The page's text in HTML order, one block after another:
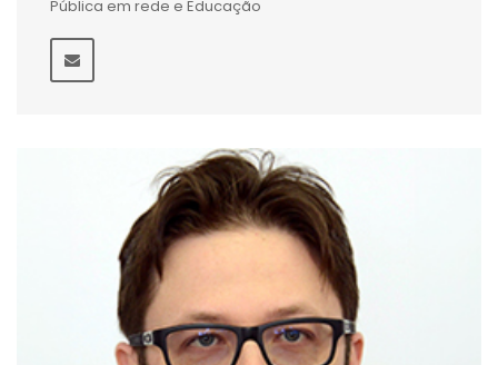
Pública em rede e Educação